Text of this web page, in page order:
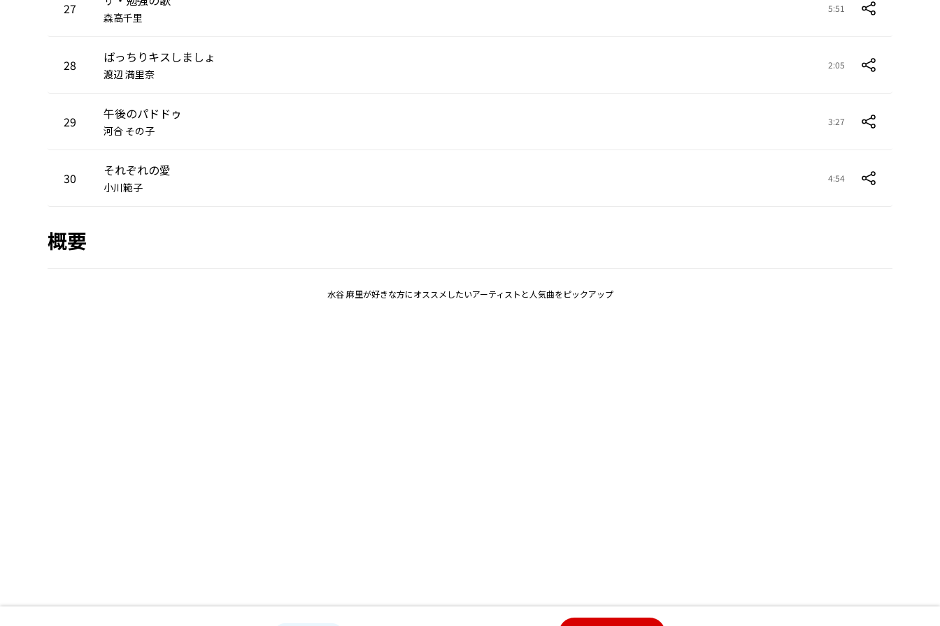
27
森高千里
5:51
28 ばっちりキスしましょ
渡辺 満里奈
2:05
29 午後のパドドゥ
河合 その子
3:27
30 それぞれの愛
小川範子
4:54
概要
水谷 麻里が好きな方にオススメしたいアーティストと人気曲をピックアップ